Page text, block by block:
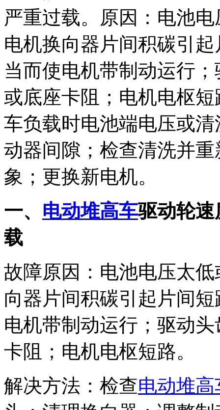
严重过载。原因：电池
电机换向器片间积碳引
当而使电机带制动运行
或底座卡阻；电机电枢
车负载时电池端电压或
动器间隙；检查清洗并
象；更换新电机。
一、 电动堆高车驱动轮
载
故障原因：电池电压太
向器片间积碳引起片间
电机带制动运行；驱动
卡阻；电机电枢短路。
解决方法：检查电动堆高